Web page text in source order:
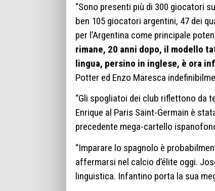
“Sono presenti più di 300 giocatori
ben 105 giocatori argentini, 47 dei
per l’Argentina come principale
rimane, 20 anni dopo, il modello
lingua, persino in inglese, è ora
Potter ed Enzo Maresca
“Gli spogliatoi dei club riflettono da
Enrique al Paris Saint-Germain è
precedente mega-cartello
“Imparare lo spagnolo è
affermarsi nel calcio d’élite oggi.
linguistica. Infantino porta la sua